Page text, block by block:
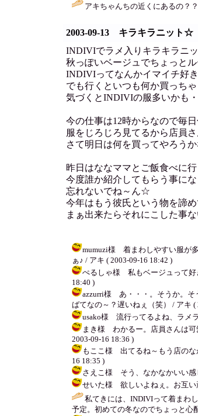
アキちゃんちの近くにあるの？
2003-09-13 キラキラニット☆
INDIVIでラメ入りキラキラニッ
秋っぽいベージュでちょっと
INDIVIってなんかイマイチ好
でも行くといつも何か買っちゃ
気づくとINDIVIの服多いかも・
今の仕事は12時からなので毎
服をじろじろ見てるから店員
さて明日は何を買ってやろうか
昨日はななママとご飯食べに行
今度誰か紹介してもらう事にな
忘れないでね～ん☆
今年はもう彼氏という物を諦
まぁ出来たらそれにこした事な
mumuzi様 着まわしやすい服が
ぁ♪ / アキ ( 2003-09-16 18:42 )
ぺるしゃ様 私もベージュって好
18:40 )
azzurri様 あ・・・。そうか。そ
ばてなの～？遅いねぇ（笑） / アキ (
usako様 流行ってるよね、ラメ
まき様 わかるー。店員さんは可
2003-09-16 18:36 )
もここ様 出てるね～もう店のな
16 18:35 )
さえこ様 そう、なかなかいい感
せいた様 欲しいよねぇ。お互い
私てきには、INDIVIって着まわ
予定。初めての冬なのでちょっと心